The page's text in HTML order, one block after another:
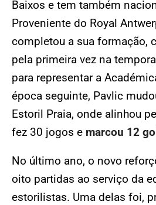
Baixos e tem também
Proveniente do Royal
completou a sua formação,
pela primeira vez na
para representar a
época seguinte, Pavlic
Estoril Praia, onde alinhou
fez 30 jogos e marcou 12
No último ano, o novo
oito partidas ao serviço da
estorilistas. Uma delas foi,